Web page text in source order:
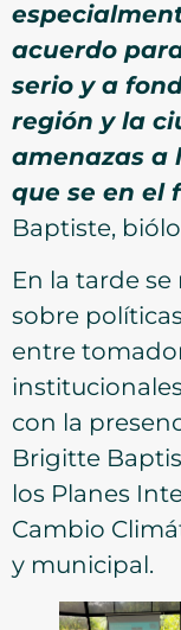
acuerdo
serio y a
región y la
amenazas a
que se en el
Baptiste,
En la tarde
sobre
entre
con la
Brigitte
los Planes
Cambio
y municipal.